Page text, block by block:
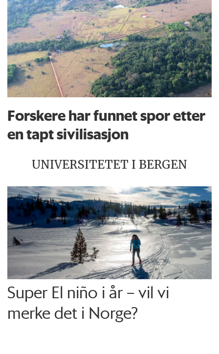
Forskere har funnet spor etter
en tapt sivilisasjon
UNIVERSITETET I BERGEN
Super El niño i år – vil vi
merke det i Norge?